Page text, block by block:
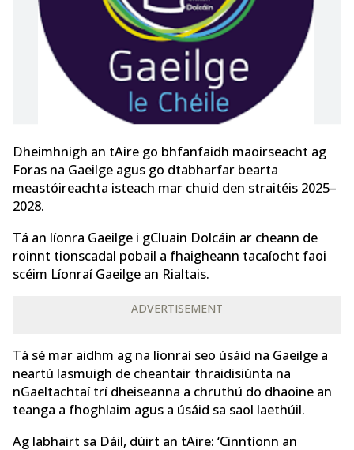
Dheimhnigh an tAire go bhfanfaidh maoirseacht ag
Foras na Gaeilge agus go dtabharfar bearta
meastóireachta isteach mar chuid den straitéis 2025–
2028.
Tá an líonra Gaeilge i gCluain Dolcáin ar cheann de
roinnt tionscadal pobail a fhaigheann tacaíocht faoi
scéim Líonraí Gaeilge an Rialtais.
ADVERTISEMENT
Tá sé mar aidhm ag na líonraí seo úsáid na Gaeilge a
neartú lasmuigh de cheantair thraidisiúnta na
nGaeltachtaí trí dheiseanna a chruthú do dhaoine an
teanga a fhoghlaim agus a úsáid sa saol laethúil.
Ag labhairt sa Dáil, dúirt an tAire: ‘Cinntíonn an